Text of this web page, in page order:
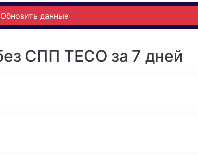
Обновить данные
СПП TECO за 7 дней